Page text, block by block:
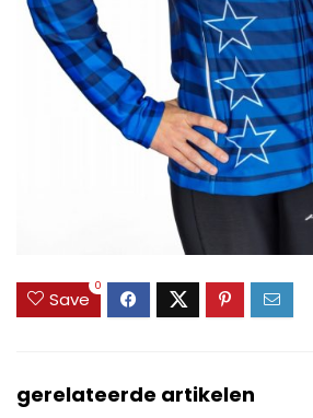
Save
0
gerelateerde artikelen